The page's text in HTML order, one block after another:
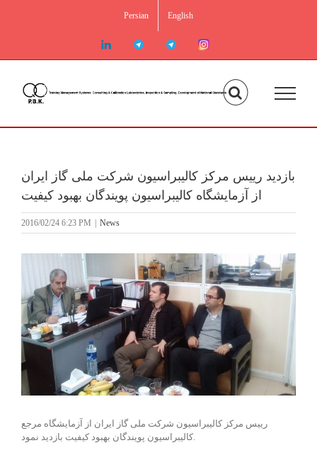
Persian English
linkedinTelegram2TelegramInstagram
بازدید رییس مرکز کالیبراسیون شرکت ملی گاز ایران
از آزمایشگاه کالیبراسیون پویندگان بهبود کیفیت
2016/02/24 6:23 PM | News
Image
رییس مرکز کالیبراسیون شرکت ملی گاز ایران از آزمایشگاه مرجع
کالیبراسیون پویندگان بهبود کیفیت بازدید نمود.